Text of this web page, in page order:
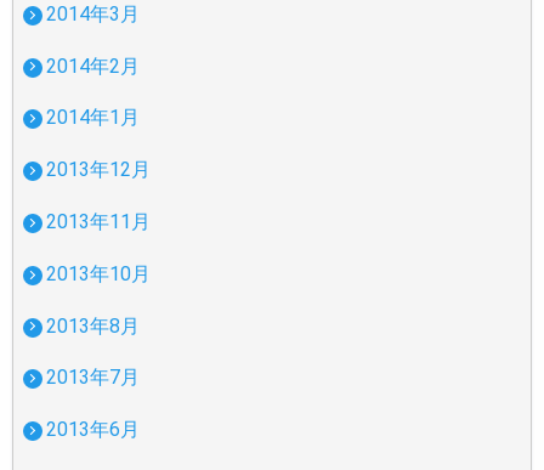
2014年3月
2014年2月
2014年1月
2013年12月
2013年11月
2013年10月
2013年8月
2013年7月
2013年6月